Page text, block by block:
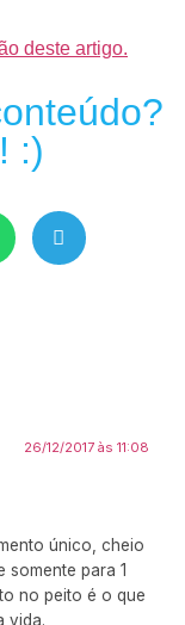
deste artigo.
:)
26/12/2017 às 11:08
único, cheio
somente para 1
no peito é o que
vida.